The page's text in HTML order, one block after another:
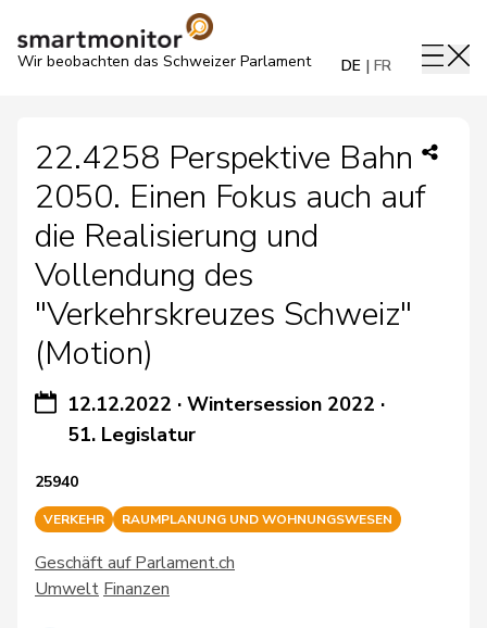
Wir beobachten das Schweizer Parlament DE FR
22.4258 Perspektive Bahn
2050. Einen Fokus auch auf
die Realisierung und
Vollendung des
"Verkehrskreuzes Schweiz"
(Motion)
12.12.2022 ·Wintersession 2022 ·
51. Legislatur
25940
VERKEHR RAUMPLANUNG UND WOHNUNGSWESEN
Geschäft auf Parlament.ch
Umwelt Finanzen